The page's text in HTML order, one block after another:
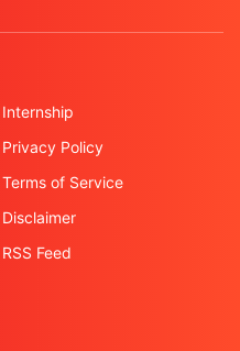
Internship
Privacy Policy
Terms of Service
Disclaimer
RSS Feed